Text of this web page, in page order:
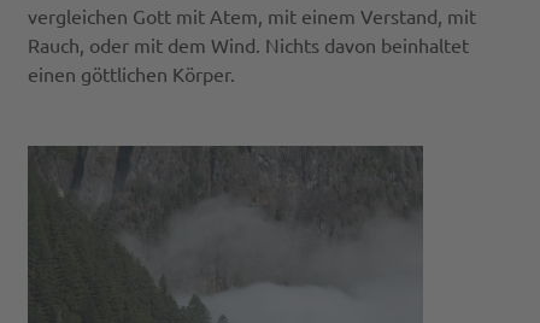
vergleichen Gott mit Atem, mit einem Verstand, mit
Rauch, oder mit dem Wind. Nichts davon beinhaltet
einen göttlichen Körper.